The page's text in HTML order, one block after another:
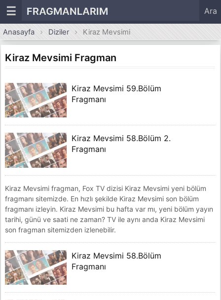
☰ FRAGMANLARIM Ara
Anasayfa Diziler Kiraz Mevsimi
Kiraz Mevsimi Fragman
Kiraz Mevsimi 59.Bölüm
Fragmanı
Kiraz Mevsimi 58.Bölüm 2.
Fragmanı
Kiraz Mevsimi fragman, Fox TV dizisi Kiraz Mevsimi yeni bölüm
fragmanı sitemizde. En hızlı şekilde Kiraz Mevsimi son bölüm
fragmanı izleyin. Kiraz Mevsimi bu hafta var mı, yeni bölüm yayın
tarihi, günü ve saati ne zaman? TV ile aynı anda Kiraz Mevsimi
son fragman sitemizden izlenebilir.
Kiraz Mevsimi 58.Bölüm
Fragmanı